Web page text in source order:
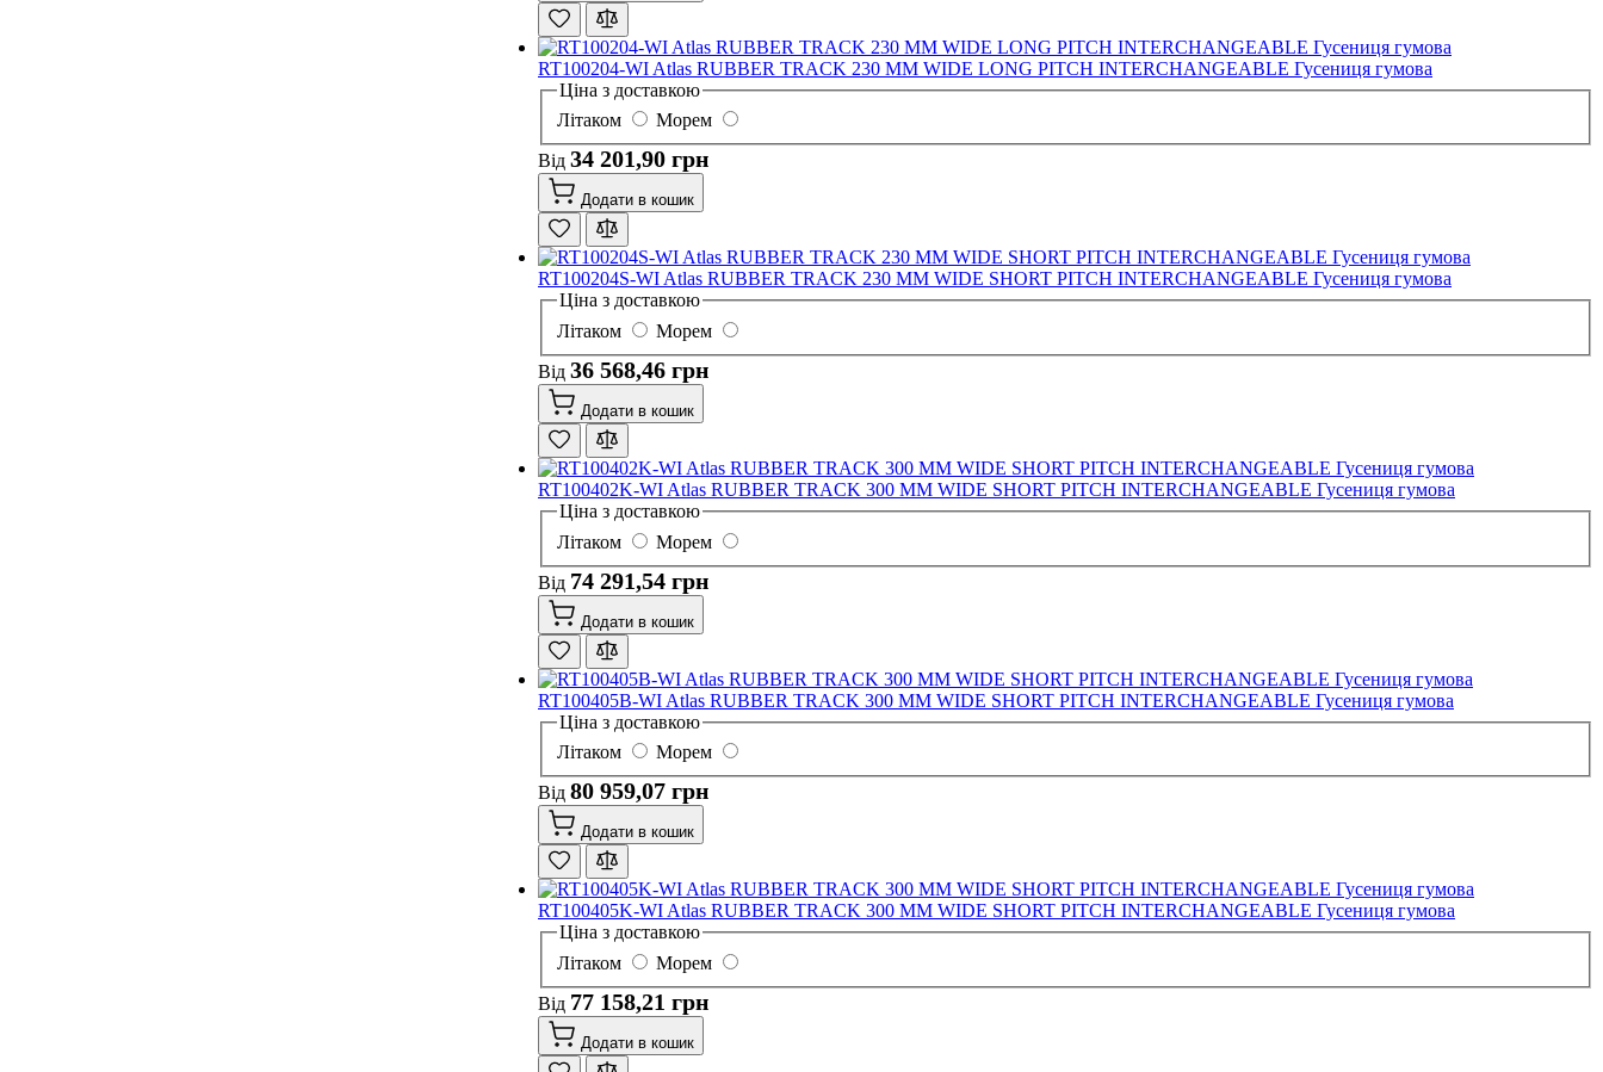
RT100204-WI Atlas RUBBER TRACK 230 MM WIDE LONG PITCH INTERCHANGEABLE Гусениця гумова
Ціна з доставкою
Літаком
Морем
Від 34 201,90 грн
Додати в кошик
RT100204S-WI Atlas RUBBER TRACK 230 MM WIDE SHORT PITCH INTERCHANGEABLE Гусениця гумова
Ціна з доставкою
Літаком
Морем
Від 36 568,46 грн
Додати в кошик
RT100402K-WI Atlas RUBBER TRACK 300 MM WIDE SHORT PITCH INTERCHANGEABLE Гусениця гумова
Ціна з доставкою
Літаком
Морем
Від 74 291,54 грн
Додати в кошик
RT100405B-WI Atlas RUBBER TRACK 300 MM WIDE SHORT PITCH INTERCHANGEABLE Гусениця гумова
Ціна з доставкою
Літаком
Морем
Від 80 959,07 грн
Додати в кошик
RT100405K-WI Atlas RUBBER TRACK 300 MM WIDE SHORT PITCH INTERCHANGEABLE Гусениця гумова
Ціна з доставкою
Літаком
Морем
Від 77 158,21 грн
Додати в кошик